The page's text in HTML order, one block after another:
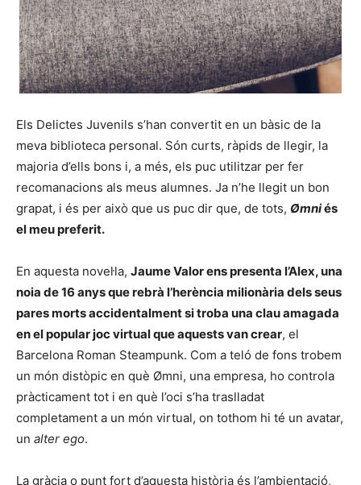
Els Delictes Juvenils s’han convertit en un bàsic de la
meva biblioteca personal. Són curts, ràpids de llegir, la
majoria d’ells bons i, a més, els puc utilitzar per fer
recomanacions als meus alumnes. Ja n’he llegit un bon
grapat, i és per això que us puc dir que, de tots, Ømniés
el meu preferit.
En aquesta novel·la, Jaume Valor ens presenta l’Alex, una
noia de 16 anys que rebrà l’herència milionària dels seus
pares morts accidentalment si troba una clau amagada
en el popular joc virtual que aquests van crear, el
Barcelona Roman Steampunk. Com a teló de fons trobem
un món distòpic en què Ømni, una empresa, ho controla
pràcticament tot i en què l’oci s’ha traslladat
completament a un món virtual, on tothom hi té un avatar,
un alter ego.
La gràcia o punt fort d’aquesta història és l’ambientació,